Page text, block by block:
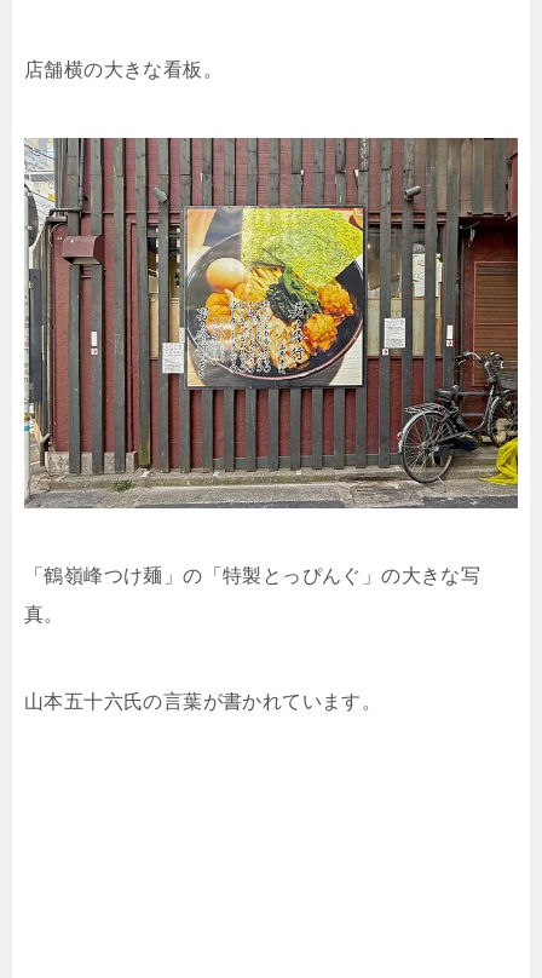
店舗横の大きな看板。
「鶴嶺峰つけ麺」の「特製とっぴんぐ」の大きな写
真。
山本五十六氏の言葉が書かれています。